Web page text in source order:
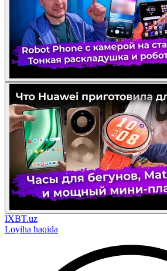
IXBT.uz
Loyiha haqida